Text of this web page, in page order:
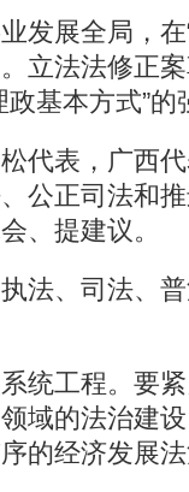
展全局，在
立法法修正
基本方式”的
表，广西代
公正司法和
、提建议。
、司法、普
工程。要紧
域的法治建
的经济发展